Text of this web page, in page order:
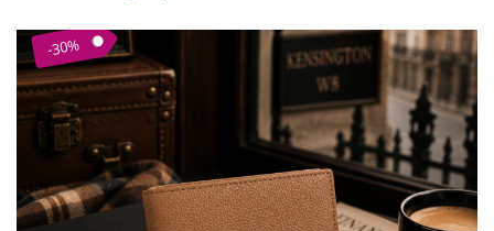
Tiare
Destinatari
Bijuterii Femei
Bijuterii Copii
Bijuterii Mirese
Selectii
-30%